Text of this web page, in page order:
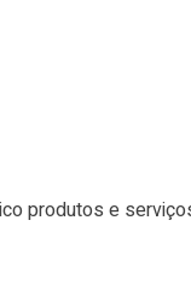
produtos e